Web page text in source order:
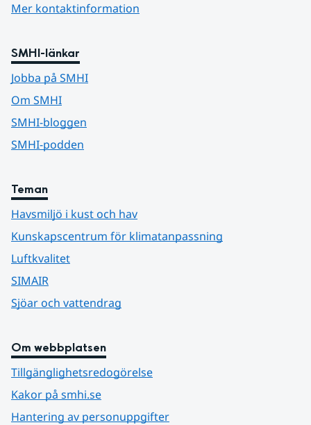
Mer kontaktinformation
SMHI-länkar
Jobba på SMHI
Om SMHI
SMHI-bloggen
SMHI-podden
Teman
Havsmiljö i kust och hav
Kunskapscentrum för klimatanpassning
Luftkvalitet
SIMAIR
Sjöar och vattendrag
Om webbplatsen
Tillgänglighetsredogörelse
Kakor på smhi.se
Hantering av personuppgifter